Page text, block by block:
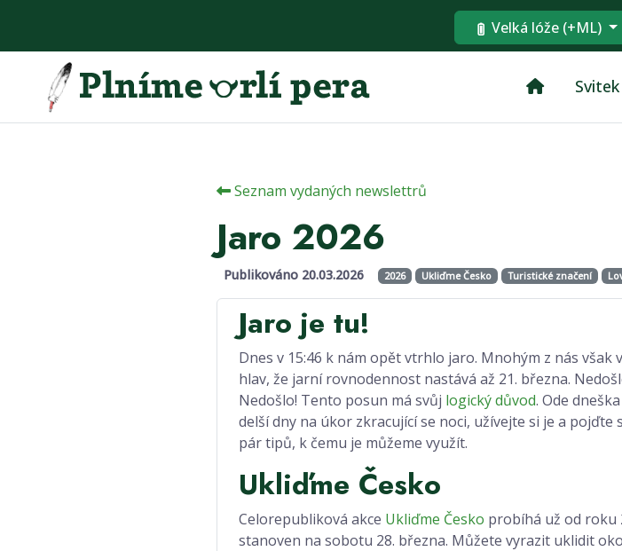
Velká lóže (+ML)
Svitek
Seznam vydaných newslettrů
Jaro 2026
Publikováno 20.03.2026 2026 Ukliďme Česko Turistické značení
Jaro je tu!
Dnes v 15:46 k nám opět vtrhlo jaro. Mnohým z nás však
hlav, že jarní rovnodennost nastává až 21. března.
Nedošlo! Tento posun má svůj logický důvod. Ode
delší dny na úkor zkracující se noci, užívejte si je a pojďte
pár tipů, k čemu je můžeme využít.
Ukliďme Česko
Celorepubliková akce Ukliďme Česko probíhá už od roku
stanoven na sobotu 28. března. Můžete vyrazit uklidit